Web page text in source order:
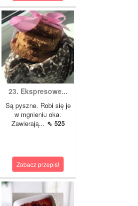
23. Ekspresowe...
Są pyszne. Robi się je
w mgnieniu oka.
Zawierają... ⇖ 525
Zobacz przepis!